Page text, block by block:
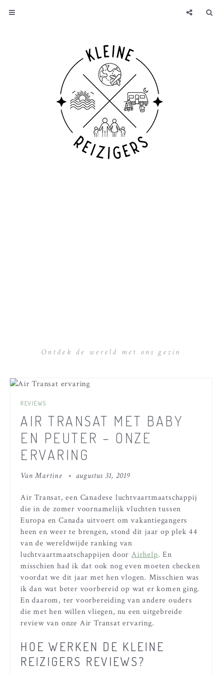
Ontdek de wereld met ons gezin
REVIEWS
AIR TRANSAT MET BABY
EN PEUTER – ONZE
ERVARING
VanMartine augustus 31, 2019
Air Transat, een Canadese luchtvaartmaatschappij
die in de zomer voornamelijk vluchten tussen
Europa en Canada uitvoert om vakantiegangers
heen en weer te brengen, stond dit jaar op plek 44
van de wereldwijde ranking van
luchtvaartmaatschappijen doorAirhelp. En
misschien had ik dat ook nog even moeten checken
voordat we dit jaar met hen vlogen. Misschien was
ik dan wat beter voorbereid op wat er komen ging.
En daarom, ter voorbereiding van andere ouders
die met hen willen vliegen, nu een uitgebreide
review van onze Air Transat ervaring.
HOE WERKEN DE KLEINE
REIZIGERS REVIEWS?